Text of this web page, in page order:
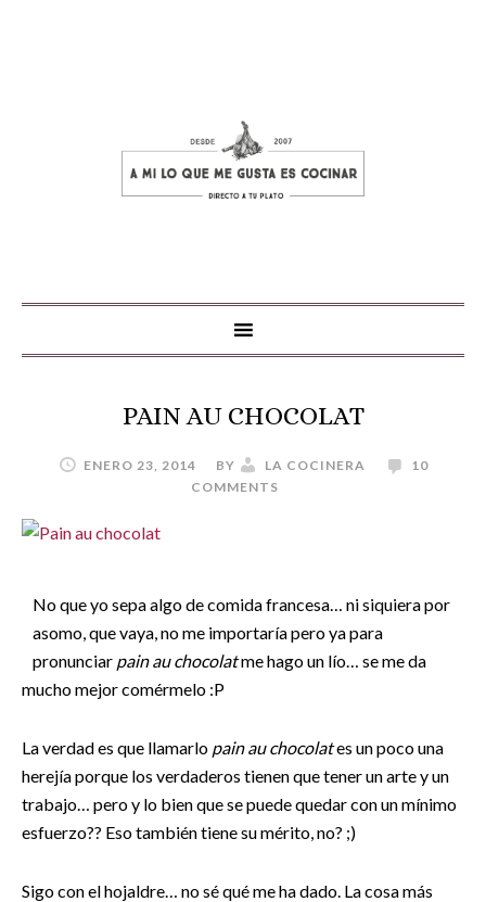
PAIN AU CHOCOLAT
ENERO 23, 2014 BY LA COCINERA
10
COMMENTS
No que yo sepa algo de comida francesa… ni siquiera por
asomo, que vaya, no me importaría pero ya para
pronunciar pain au chocolatme hago un lío… se me da
mucho mejor comérmelo :P
La verdad es que llamarlo pain au chocolates un poco una
herejía porque los verdaderos tienen que tener un arte y un
trabajo… pero y lo bien que se puede quedar con un mínimo
esfuerzo?? Eso también tiene su mérito, no? ;)
Sigo con el hojaldre… no sé qué me ha dado. La cosa más